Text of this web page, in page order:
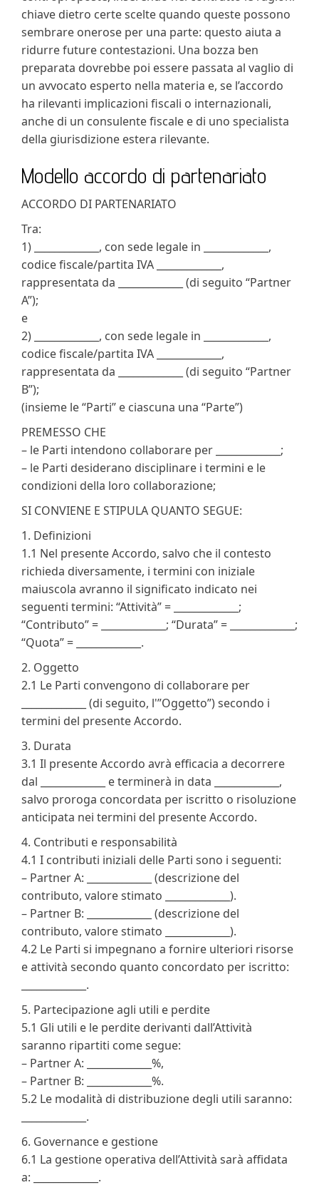
chiave dietro certe scelte quando queste possono
sembrare onerose per una parte: questo aiuta a
ridurre future contestazioni. Una bozza ben
preparata dovrebbe poi essere passata al vaglio di
un avvocato esperto nella materia e, se l’accordo
ha rilevanti implicazioni fiscali o internazionali,
anche di un consulente fiscale e di uno specialista
della giurisdizione estera rilevante.
Modello accordo di partenariato
ACCORDO DI PARTENARIATO
Tra:
1) _____________, con sede legale in _____________,
codice fiscale/partita IVA _____________,
rappresentata da _____________ (di seguito “Partner
A”);
e
2) _____________, con sede legale in _____________,
codice fiscale/partita IVA _____________,
rappresentata da _____________ (di seguito “Partner
B”);
(insieme le “Parti” e ciascuna una “Parte”)
PREMESSO CHE
– le Parti intendono collaborare per _____________;
– le Parti desiderano disciplinare i termini e le
condizioni della loro collaborazione;
SI CONVIENE E STIPULA QUANTO SEGUE:
1. Definizioni
1.1 Nel presente Accordo, salvo che il contesto
richieda diversamente, i termini con iniziale
maiuscola avranno il significato indicato nei
seguenti termini: “Attività” = _____________;
“Contributo” = _____________; “Durata” = _____________;
“Quota” = _____________.
2. Oggetto
2.1 Le Parti convengono di collaborare per
_____________ (di seguito, l'”Oggetto”) secondo i
termini del presente Accordo.
3. Durata
3.1 Il presente Accordo avrà efficacia a decorrere
dal _____________ e terminerà in data _____________,
salvo proroga concordata per iscritto o risoluzione
anticipata nei termini del presente Accordo.
4. Contributi e responsabilità
4.1 I contributi iniziali delle Parti sono i seguenti:
– Partner A: _____________ (descrizione del
contributo, valore stimato _____________).
– Partner B: _____________ (descrizione del
contributo, valore stimato _____________).
4.2 Le Parti si impegnano a fornire ulteriori risorse
e attività secondo quanto concordato per iscritto:
_____________.
5. Partecipazione agli utili e perdite
5.1 Gli utili e le perdite derivanti dall’Attività
saranno ripartiti come segue:
– Partner A: _____________%,
– Partner B: _____________%.
5.2 Le modalità di distribuzione degli utili saranno:
_____________.
6. Governance e gestione
6.1 La gestione operativa dell’Attività sarà affidata
a: _____________.